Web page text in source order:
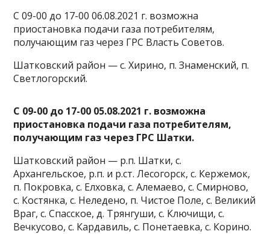
С 09-00 до 17-00 06.08.2021 г. возможна
приостановка подачи газа потребителям,
получающим газ через ГРС Власть Советов.
Шатковский район — с. Хирино, п. Знаменский, п.
Светлогорский.
С 09-00 до 17-00 05.08.2021 г. возможна
приостановка подачи газа потребителям,
получающим газ через ГРС Шатки.
Шатковский район — р.п. Шатки, с.
Архангельское, р.п. и р.ст. Лесогорск, с. Кержемок,
п. Покровка, с. Елховка, с. Алемаево, с. Смирново,
с. Костянка, с. Неледено, п. Чистое Поле, с. Великий
Враг, с. Спасское, д. Трянгуши, с. Ключищи, с.
Вечкусово, с. Кардавиль, с. Понетаевка, с. Корино.